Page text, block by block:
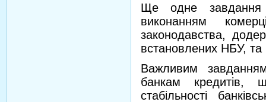
Ще одне
виконанням
законодавства,
встановлених НБУ, та
Важливим
банкам кредитів,
стабільності